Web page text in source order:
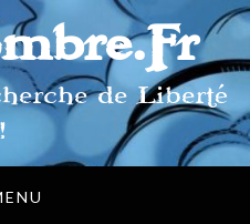
de Liberté
!